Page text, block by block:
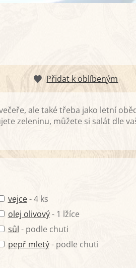
Přidat k oblíbeným
ale také třeba jako letní
zeleninu, můžete si salát dle
vejce- 4 ks
olej olivový- 1 lžíce
sůl - podle chuti
pepř mletý- podle chuti